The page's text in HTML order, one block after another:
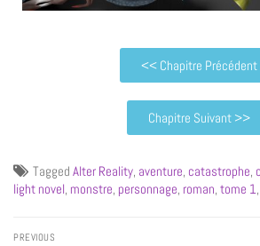
<< Chapitre Précédent
Chapitre Suivant >>
Tagged Alter Reality, aventure, catastrophe,
light novel, monstre, personnage, roman, tome 1,
PREVIOUS